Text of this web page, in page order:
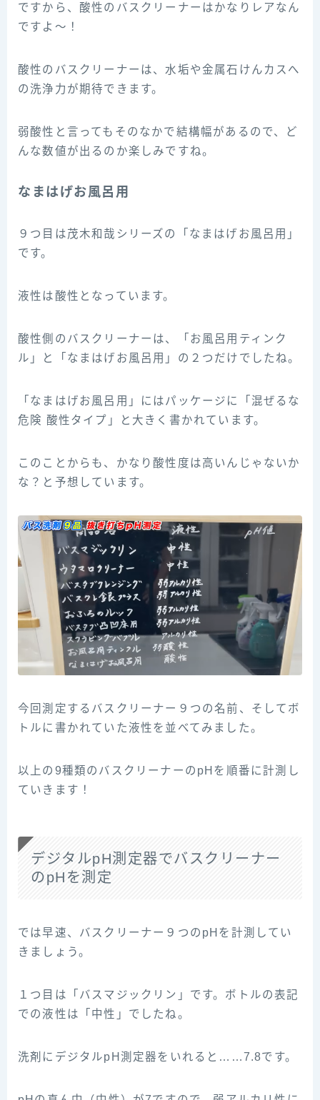
ですから、酸性のバスクリーナーはかなりレアなん
ですよ～！
酸性のバスクリーナーは、水垢や金属石けんカスへ
の洗浄力が期待できます。
弱酸性と言ってもそのなかで結構幅があるので、ど
んな数値が出るのか楽しみですね。
なまはげお風呂用
９つ目は茂木和哉シリーズの「なまはげお風呂用」
です。
液性は酸性となっています。
酸性側のバスクリーナーは、「お風呂用ティンク
ル」と「なまはげお風呂用」の２つだけでしたね。
「なまはげお風呂用」にはパッケージに「混ぜるな
危険 酸性タイプ」と大きく書かれています。
このことからも、かなり酸性度は高いんじゃないか
な？と予想しています。
今回測定するバスクリーナー９つの名前、そしてボ
トルに書かれていた液性を並べてみました。
以上の9種類のバスクリーナーのpHを順番に計測し
ていきます！
デジタルpH測定器でバスクリーナー
のpHを測定
では早速、バスクリーナー９つのpHを計測してい
きましょう。
１つ目は「バスマジックリン」です。ボトルの表記
での液性は「中性」でしたね。
洗剤にデジタルpH測定器をいれると……7.8です。